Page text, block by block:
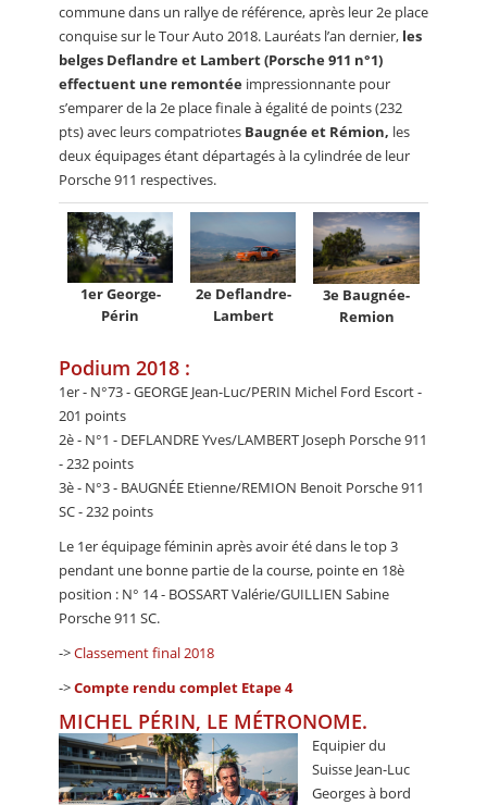
commune dans un rallye de référence, après leur 2e place
conquise sur le Tour Auto 2018. Lauréats l’an dernier, les
belges Deflandre et Lambert (Porsche 911 n°1)
effectuent une remontée impressionnante pour
s’emparer de la 2e place finale à égalité de points (232
pts) avec leurs compatriotes Baugnée et Rémion, les
deux équipages étant départagés à la cylindrée de leur
Porsche 911 respectives.
1er George-
Périn
2e Deflandre-
Lambert
3e Baugnée-
Remion
Podium 2018 :
1er - N°73 - GEORGE Jean-Luc/PERIN Michel Ford Escort -
201 points
2è - N°1 - DEFLANDRE Yves/LAMBERT Joseph Porsche 911
- 232 points
3è - N°3 - BAUGNÉE Etienne/REMION Benoit Porsche 911
SC - 232 points
Le 1er équipage féminin après avoir été dans le top 3
pendant une bonne partie de la course, pointe en 18è
position : N° 14 - BOSSART Valérie/GUILLIEN Sabine
Porsche 911 SC.
->Classement final 2018
->Compte rendu complet Etape 4
MICHEL PÉRIN, LE MÉTRONOME.
Equipier du
Suisse Jean-Luc
Georges à bord